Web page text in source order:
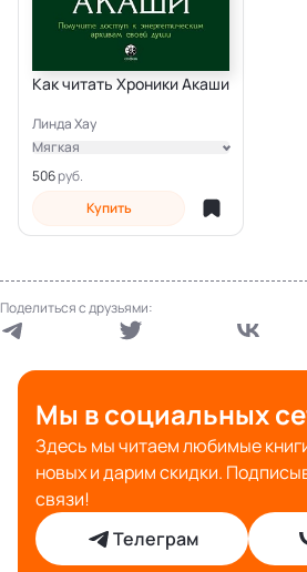
Как читать Хроники Акаши
Линда Хау
506
Мягкая
Электронная
Купить
Поделиться с друзьями:
Мы в социальных
Здесь мы читаем любимые
новых и дарим скидки.
связи!
Телеграм